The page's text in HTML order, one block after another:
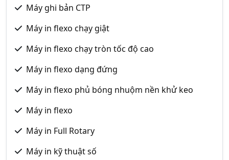
Máy ghi bản CTP
Máy in flexo chạy giật
Máy in flexo chạy tròn tốc độ cao
Máy in flexo dạng đứng
Máy in flexo phủ bóng nhuộm nền khử keo
Máy in flexo
Máy in Full Rotary
Máy in kỹ thuật số